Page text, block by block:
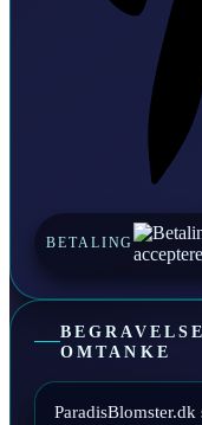
BETALING
OMTANKE